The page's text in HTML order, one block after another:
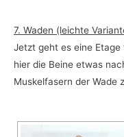
7. Waden (leichte
Jetzt geht es eine Etage
hier die Beine etwas
Muskelfasern der Wade